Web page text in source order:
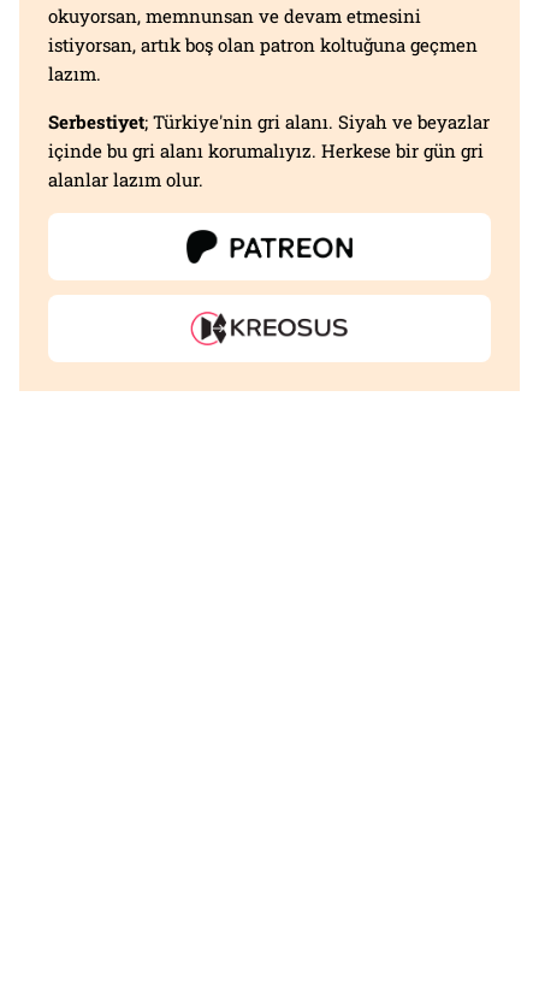
okuyorsan, memnunsan ve devam etmesini
istiyorsan, artık boş olan patron koltuğuna geçmen
lazım.
Serbestiyet; Türkiye'nin gri alanı. Siyah ve beyazlar
içinde bu gri alanı korumalıyız. Herkese bir gün gri
alanlar lazım olur.